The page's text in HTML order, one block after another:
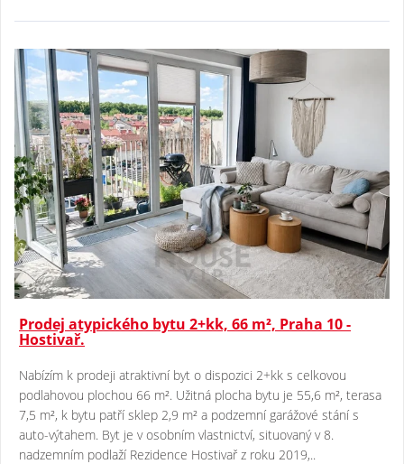
Prodej atypického bytu 2+kk, 66 m², Praha 10 -
Hostivař.
Nabízím k prodeji atraktivní byt o dispozici 2+kk s celkovou
podlahovou plochou 66 m². Užitná plocha bytu je 55,6 m², terasa
7,5 m², k bytu patří sklep 2,9 m² a podzemní garážové stání s
auto-výtahem. Byt je v osobním vlastnictví, situovaný v 8.
nadzemním podlaží Rezidence Hostivař z roku 2019,..